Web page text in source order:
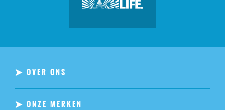
OVER ONS
ONZE MERKEN